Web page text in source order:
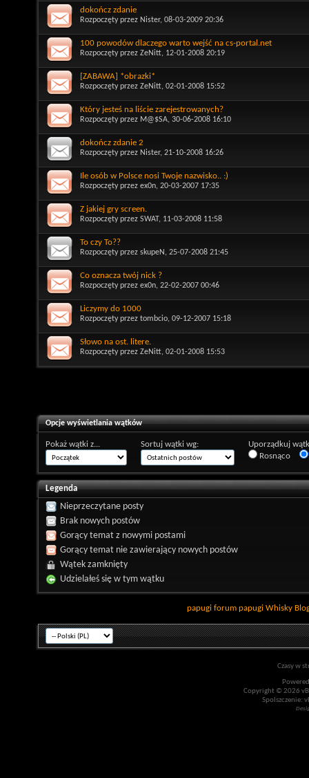
dokończ zdanie
Rozpoczęty przez Nister, 08-03-2009 20:36
100 powodów dlaczego warto wejść na cs-portal.net
Rozpoczęty przez ZeNitt, 12-01-2008 20:19
[ZABAWA] *obrazki*
Rozpoczęty przez ZeNitt, 02-01-2008 15:52
Który jesteś na liście zarejestrowanych?
Rozpoczęty przez M@$SA, 30-06-2008 16:10
dokończ zdanie 2
Rozpoczęty przez Nister, 21-10-2008 16:26
Ile osób w Polsce nosi Twoje nazwisko.. :)
Rozpoczęty przez ex0n, 20-03-2007 17:35
Z jakiej gry screen.
Rozpoczęty przez SWAT , 11-03-2008 11:58
To czy To??
Rozpoczęty przez skupeN , 25-07-2008 21:45
Co oznacza twój nick ?
Rozpoczęty przez ex0n, 22-02-2007 00:46
Liczymy do 1000
Rozpoczęty przez tombcio, 09-12-2007 15:18
Słowo na ost. litere.
Rozpoczęty przez ZeNitt, 02-01-2008 15:53
Opcje wyświetlania wątków
Pokaż wątki z... Sortuj wątki wg:
Uporządkuj
Rosnąco
Legenda
Nieprzeczytane posty
Brak nowych postów
Gorący temat z nowymi postami
Gorący temat nie zawierający nowych postów
Wątek zamknięty
Udzielałeś się w tym wątku
papugi forum papugi Whisky
Czasy w
Copyright © 2026
Spolszczenie: